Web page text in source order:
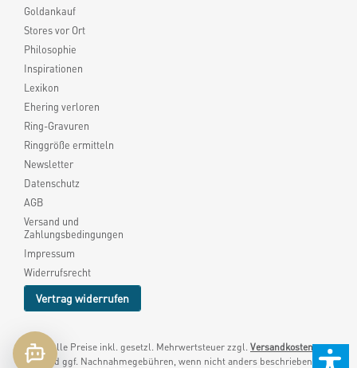
Goldankauf
Stores vor Ort
Philosophie
Inspirationen
Lexikon
Ehering verloren
Ring-Gravuren
Ringgröße ermitteln
Newsletter
Datenschutz
AGB
Versand und
Zahlungsbedingungen
Impressum
Widerrufsrecht
Vertrag widerrufen
* Alle Preise inkl. gesetzl. Mehrwertsteuer zzgl. Versandkosten
und ggf. Nachnahmegebühren, wenn nicht anders beschrieben.